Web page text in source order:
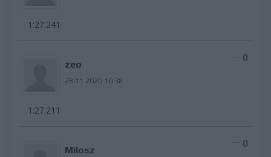
1:27:241
zeo
28.11.2020 10:38
0
1:27.211
Milosz
0